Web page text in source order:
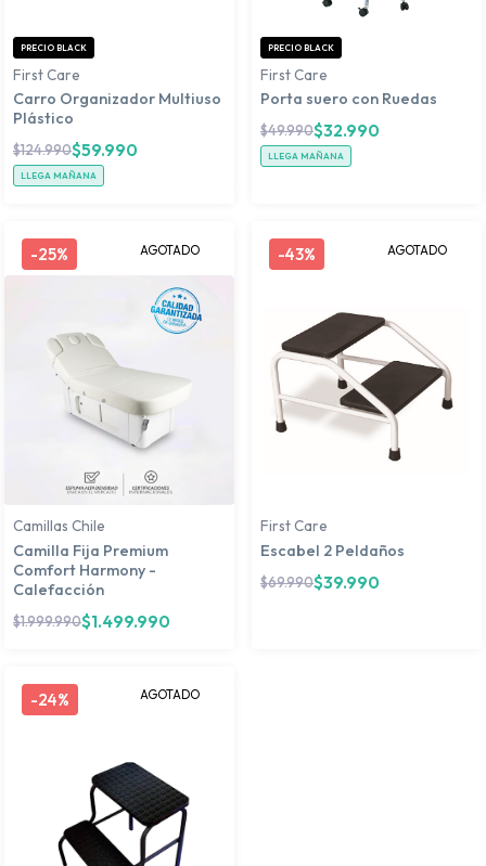
PRECIO BLACK
First Care
Carro Organizador Multiuso
Plástico
$124.990$59.990
LLEGA MAÑANA
PRECIO BLACK
First Care
Porta suero con Ruedas
$49.990$32.990
LLEGA MAÑANA
-25% AGOTADO
Camillas Chile
Camilla Fija Premium
Comfort Harmony -
Calefacción
$1.999.990$1.499.990
-43% AGOTADO
First Care
Escabel 2 Peldaños
$69.990$39.990
-24% AGOTADO